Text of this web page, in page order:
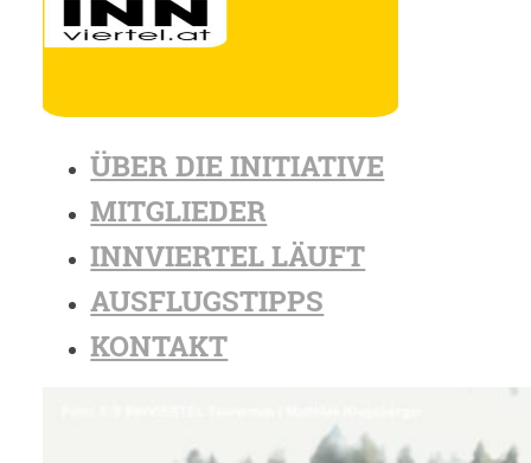
ÜBER DIE INITIATIVE
MITGLIEDER
INNVIERTEL LÄUFT
AUSFLUGSTIPPS
KONTAKT